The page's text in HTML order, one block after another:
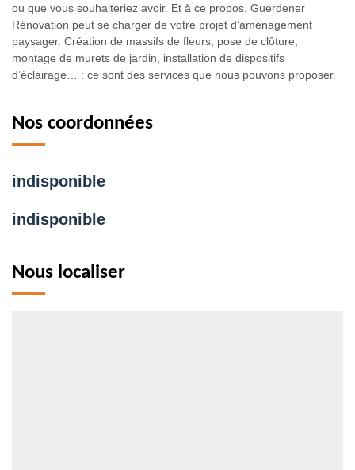
ou que vous souhaiteriez avoir. Et à ce propos, Guerdener
Rénovation peut se charger de votre projet d’aménagement
paysager. Création de massifs de fleurs, pose de clôture,
montage de murets de jardin, installation de dispositifs
d’éclairage… : ce sont des services que nous pouvons proposer.
Nos coordonnées
indisponible
indisponible
Nous localiser